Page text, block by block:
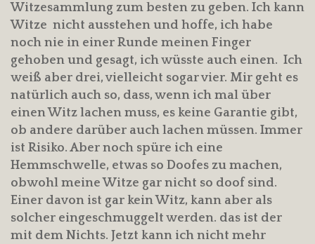
Witzesammlung zum besten zu geben. Ich kann
Witze nicht ausstehen und hoffe, ich habe
noch nie in einer Runde meinen Finger
gehoben und gesagt, ich wüsste auch einen. Ich
weiß aber drei, vielleicht sogar vier. Mir geht es
natürlich auch so, dass, wenn ich mal über
einen Witz lachen muss, es keine Garantie gibt,
ob andere darüber auch lachen müssen. Immer
ist Risiko. Aber noch spüre ich eine
Hemmschwelle, etwas so Doofes zu machen,
obwohl meine Witze gar nicht so doof sind.
Einer davon ist gar kein Witz, kann aber als
solcher eingeschmuggelt werden. das ist der
mit dem Nichts. Jetzt kann ich nicht mehr